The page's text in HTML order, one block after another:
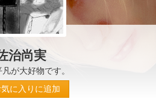
治尚実
が大好物です。
に入りに追加